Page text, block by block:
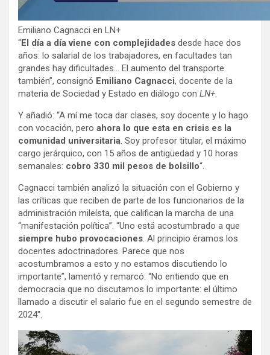
Emiliano Cagnacci en LN+
“El día a día viene con complejidades desde hace dos
años: lo salarial de los trabajadores, en facultades tan
grandes hay dificultades… El aumento del transporte
también”, consignó Emiliano Cagnacci, docente de la
materia de Sociedad y Estado en diálogo con LN+.
Y añadió: “A mí me toca dar clases, soy docente y lo hago
con vocación, pero ahora lo que esta en crisis es la
comunidad universitaria. Soy profesor titular, el máximo
cargo jerárquico, con 15 años de antigüedad y 10 horas
semanales: cobro 330 mil pesos de bolsillo“.
Cagnacci también analizó la situación con el Gobierno y
las críticas que reciben de parte de los funcionarios de la
administración mileísta, que califican la marcha de una
“manifestación política”. “Uno está acostumbrado a que
siempre hubo provocaciones. Al principio éramos los
docentes adoctrinadores. Parece que nos
acostumbramos a esto y no estamos discutiendo lo
importante”, lamentó y remarcó: “No entiendo que en
democracia que no discutamos lo importante: el último
llamado a discutir el salario fue en el segundo semestre de
2024″.